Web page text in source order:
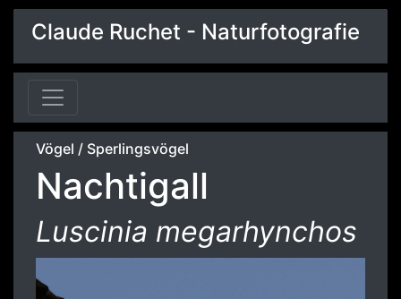
Claude Ruchet - Naturfotografie
Vögel / Sperlingsvögel
Nachtigall
Luscinia megarhynchos